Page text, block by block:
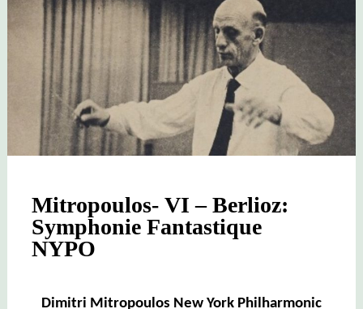
Mitropoulos- VI – Berlioz:
Symphonie Fantastique
NYPO
Dimitri Mitropoulos New York Philharmonic